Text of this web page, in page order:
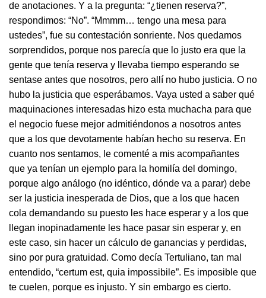
de anotaciones. Y a la pregunta: “¿tienen reserva?”,
respondimos: “No”. “Mmmm… tengo una mesa para
ustedes”, fue su contestación sonriente. Nos quedamos
sorprendidos, porque nos parecía que lo justo era que la
gente que tenía reserva y llevaba tiempo esperando se
sentase antes que nosotros, pero allí no hubo justicia. O no
hubo la justicia que esperábamos. Vaya usted a saber qué
maquinaciones interesadas hizo esta muchacha para que
el negocio fuese mejor admitiéndonos a nosotros antes
que a los que devotamente habían hecho su reserva. En
cuanto nos sentamos, le comenté a mis acompañantes
que ya tenían un ejemplo para la homilía del domingo,
porque algo análogo (no idéntico, dónde va a parar) debe
ser la justicia inesperada de Dios, que a los que hacen
cola demandando su puesto les hace esperar y a los que
llegan inopinadamente les hace pasar sin esperar y, en
este caso, sin hacer un cálculo de ganancias y perdidas,
sino por pura gratuidad. Como decía Tertuliano, tan mal
entendido, “certum est, quia impossibile”. Es imposible que
te cuelen, porque es injusto. Y sin embargo es cierto.